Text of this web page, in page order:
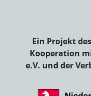
Ein Projekt
Kooperation
e.V. und der